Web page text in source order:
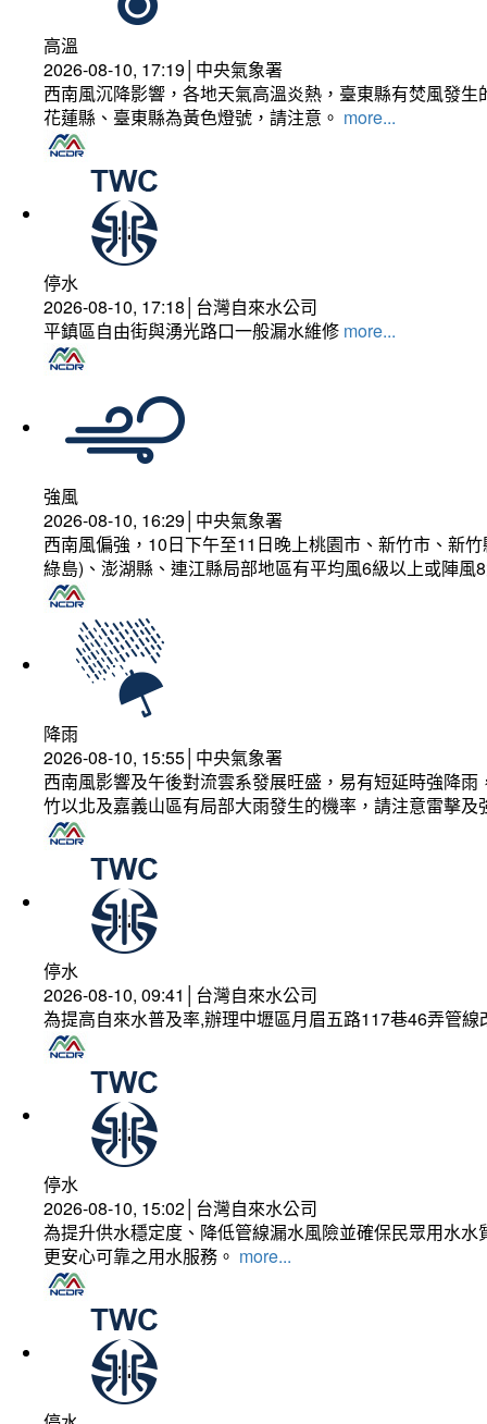
高溫
2026-08-10, 17:19│中央氣象署
西南風沉降影響，各地天氣高溫炎熱，臺東縣有焚風發
花蓮縣、臺東縣為黃色燈號，請注意。 more...
停水
2026-08-10, 17:18│台灣自來水公司
平鎮區自由街與湧光路口一般漏水維修 more...
強風
2026-08-10, 16:29│中央氣象署
西南風偏強，10日下午至11日晚上桃園市、新竹市、新
綠島)、澎湖縣、連江縣局部地區有平均風6級以上或陣
降雨
2026-08-10, 15:55│中央氣象署
西南風影響及午後對流雲系發展旺盛，易有短延時強降
竹以北及嘉義山區有局部大雨發生的機率，請注意雷擊
停水
2026-08-10, 09:41│台灣自來水公司
為提高自來水普及率,辦理中壢區月眉五路117巷46弄管
停水
2026-08-10, 15:02│台灣自來水公司
為提升供水穩定度、降低管線漏水風險並確保民眾用水
更安心可靠之用水服務。 more...